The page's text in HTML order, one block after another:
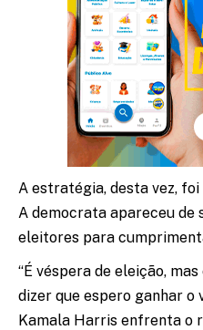
A estratégia, desta vez,
A democrata apareceu de
eleitores para
“É véspera de eleição,
dizer que espero ganhar o
Kamala Harris enfrenta o